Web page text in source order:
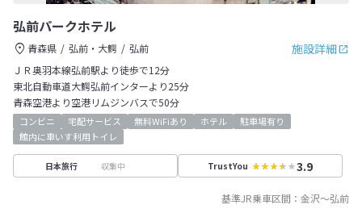
弘前パークホテル
施設詳細
青森県 弘前・大鰐
弘前
ＪＲ奥羽本線弘前駅より徒歩で12分
東北自動車道大鰐弘前インターより25分
青森空港より空港リムジンバスで50分
コンビニ 宅配サービス 無料WiFiあり ホテル
駐車場有り
館内に車いす利用トイレ
日本旅行 収集中 TrustYou 3.9
基準JR乗車区間： 金沢～弘前